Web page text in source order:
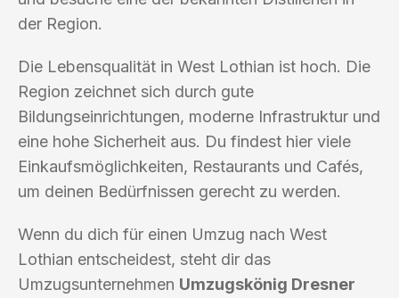
der Region.
Die Lebensqualität in West Lothian ist hoch. Die
Region zeichnet sich durch gute
Bildungseinrichtungen, moderne Infrastruktur und
eine hohe Sicherheit aus. Du findest hier viele
Einkaufsmöglichkeiten, Restaurants und Cafés,
um deinen Bedürfnissen gerecht zu werden.
Wenn du dich für einen Umzug nach West
Lothian entscheidest, steht dir das
Umzugsunternehmen Umzugskönig Dresner